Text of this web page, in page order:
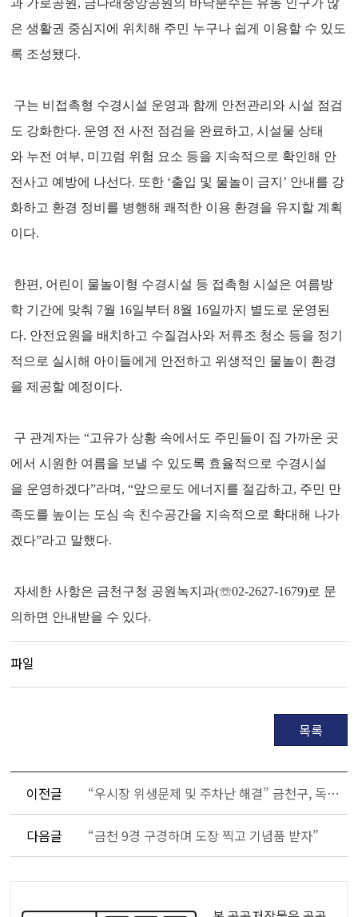
은 생활권 중심지에 위치해 주민 누구나 쉽게 이용할 수 있도
록 조성됐다.
구는 비접촉형 수경시설 운영과 함께 안전관리와 시설 점검
도 강화한다. 운영 전 사전 점검을 완료하고, 시설물 상태
와 누전 여부, 미끄럼 위험 요소 등을 지속적으로 확인해 안
전사고 예방에 나선다. 또한 ‘출입 및 물놀이 금지’ 안내를 강
화하고 환경 정비를 병행해 쾌적한 이용 환경을 유지할 계획
이다.
한편, 어린이 물놀이형 수경시설 등 접촉형 시설은 여름방
학 기간에 맞춰 7월 16일부터 8월 16일까지 별도로 운영된
다. 안전요원을 배치하고 수질검사와 저류조 청소 등을 정기
적으로 실시해 아이들에게 안전하고 위생적인 물놀이 환경
을 제공할 예정이다.
구 관계자는 “고유가 상황 속에서도 주민들이 집 가까운 곳
에서 시원한 여름을 보낼 수 있도록 효율적으로 수경시설
을 운영하겠다”라며, “앞으로도 에너지를 절감하고, 주민 만
족도를 높이는 도심 속 친수공간을 지속적으로 확대해 나가
겠다”라고 말했다.
자세한 사항은 금천구청 공원녹지과(☏02-2627-1679)로 문
의하면 안내받을 수 있다.
파일
목록
이전글 “우시장 위생문제 및 주차난 해결” 금천구, 독산동우시장 상생센터 ‘그린푸줏간’ 시범운영
다음글 “금천 9경 구경하며 도장 찍고 기념품 받자”
공